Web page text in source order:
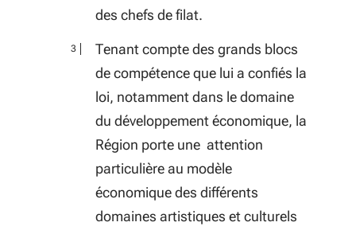
des chefs de filat.
Tenant compte des grands blocs
de compétence que lui a confiés la
loi, notamment dans le domaine
du développement économique, la
Région porte une attention
particulière au modèle
économique des différents
domaines artistiques et culturels